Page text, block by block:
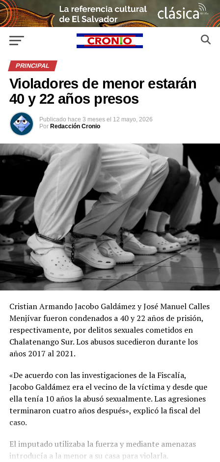
PRINCIPAL
Violadores de menor estarán
40 y 22 años presos
Publicado hace 3 meses el 12 mayo, 2026
Por Redacción Cronio
Cristian Armando Jacobo Galdámez y José Manuel Calles
Menjívar fueron condenados a 40 y 22 años de prisión,
respectivamente, por delitos sexuales cometidos en
Chalatenango Sur. Los abusos sucedieron durante los
años 2017 al 2021.
«De acuerdo con las investigaciones de la Fiscalía,
Jacobo Galdámez era el vecino de la víctima y desde que
ella tenía 10 años la abusó sexualmente. Las agresiones
terminaron cuatro años después», explicó la fiscal del
caso.
El imputado utilizaba la fuerza y mediante amenazas
introducía a la menor a su casa para violarla.